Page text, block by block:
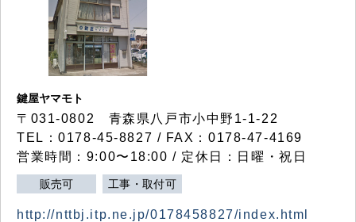
鍵屋ヤマモト
〒031-0802 青森県八戸市小中野1-1-22
TEL：0178-45-8827 / FAX：0178-47-4169
営業時間：9:00〜18:00 / 定休日：日曜・祝日
販売可 工事・取付可
http://nttbj.itp.ne.jp/0178458827/index.html